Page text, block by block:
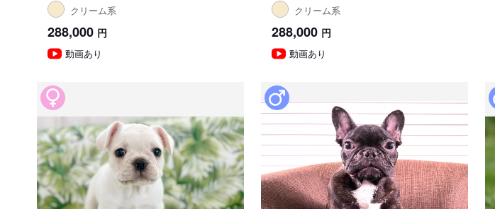
クリーム系
288,000 円
動画あり
クリーム系
288,000 円
動画あり